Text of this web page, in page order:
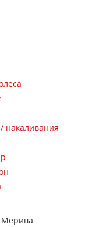
накаливания